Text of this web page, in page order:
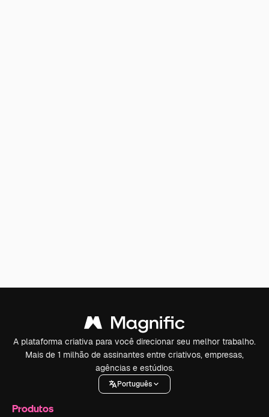
A plataforma criativa para você direcionar seu melhor trabalho.
Mais de 1 milhão de assinantes entre criativos, empresas,
agências e estúdios.
Português
Produtos